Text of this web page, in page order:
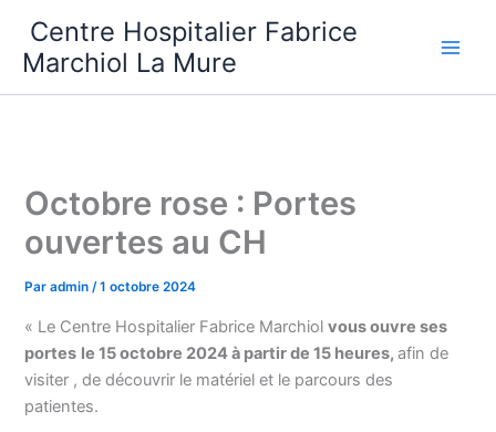
contenu
Centre Hospitalier Fabrice
Marchiol La Mure
Octobre rose : Portes
ouvertes au CH
Paradmin/1 octobre 2024
« Le Centre Hospitalier Fabrice Marchiolvous ouvre ses
portes le 15 octobre 2024 à partir de 15 heures,afin de
visiter , de découvrir le matériel et le parcours des
patientes.